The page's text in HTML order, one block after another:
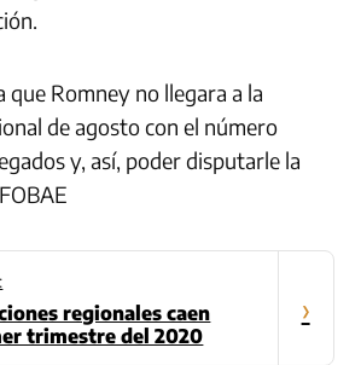
que Romney no llegara a la
de agosto con el número
y, así, poder disputarle la
regionales caen
trimestre del 2020
›